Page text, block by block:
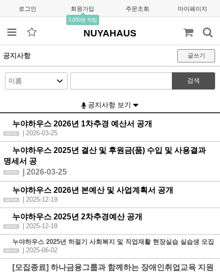
로그인 회원가입
3,000원 적립
주문조회 마이페이지
NUYAHAUS
공지사항 글쓰기
검색
공지사항 보기
누야하우스 2026년 1차추경 예산서 공개
| 2026-03-25
누야하우스 2025년 결산 및 후원금(품) 수입 및 사용결과
명세서 공
| 2026-03-25
누야하우스 2026년 본예산 및 사업계획서 공개
| 2025-12-19
누야하우스 2025년 2차추경예산 공개
| 2025-12-18
누야하우스 2025년 하절기 사회복지 및 직업재활 현장실습 실습생 모집
| 2025-06-02
[모집종료] 하나금융그룹과 함께하는 장애인취업교육 지원